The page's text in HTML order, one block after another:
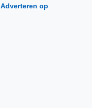
Adverteren op